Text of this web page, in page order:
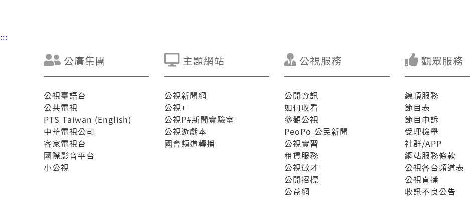
:::
公廣集團
公視臺語台
公共電視
PTS Taiwan (English)
中華電視公司
客家電視台
國際影音平台
小公視
主題網站
公視新聞網
公視+
公視P#新聞實驗室
公視遊戲本
國會頻道轉播
公視服務
公開資訊
如何收看
參觀公視
PeoPo 公民新聞
公視實習
租賃服務
公視徵才
公開招標
公益網
觀眾服務
線頂服務
節目表
節目申訴
受理檢舉
社群/APP
網站服務條款
公視各台頻道表
公視直播
收訊不良公告